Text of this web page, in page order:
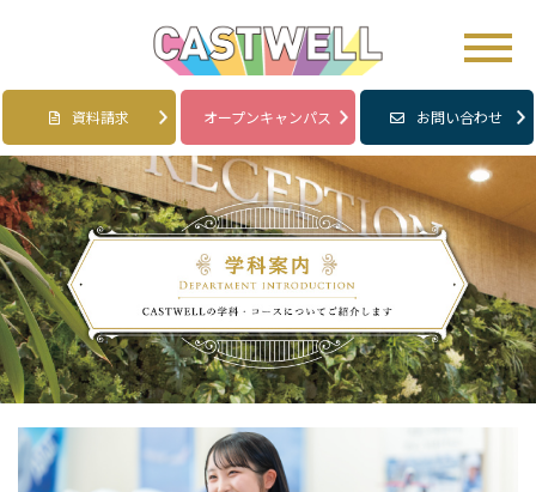
資料請求 オープンキャンパス お問い合わせ